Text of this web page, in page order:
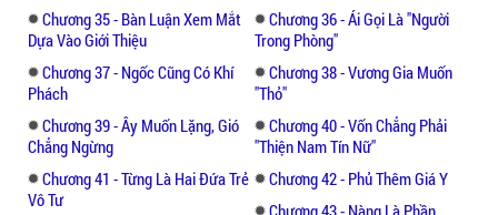
Chương 35 - Bàn Luận Xem Mắt
Dựa Vào Giới Thiệu
Chương 36 - Ái Gọi Là "người
Trong Phòng"
Chương 37 - Ngốc Cũng Có Khí
Phách
Chương 38 - Vương Gia Muốn
"thỏ"
Chương 39 - Ây Muốn Lặng, Gió
Chẳng Ngừng
Chương 40 - Vốn Chẳng Phải
"thiện Nam Tín Nữ"
Chương 41 - Từng Là Hai Đứa Trẻ
Vô Tư
Chương 42 - Phủ Thêm Giá Y
Chương 43 - Nàng Là Phần